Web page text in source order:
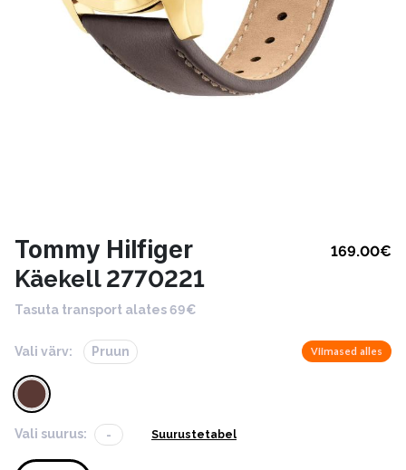
Tommy Hilfiger 169.00€
Käekell 2770221
Tasuta transport alates 69€
Vali värv: Pruun Viimased alles
Vali suurus: - Suurustetabel